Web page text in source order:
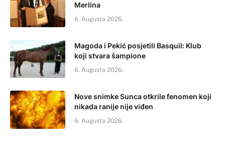
Merlina
6. Augusta 2026.
Magoda i Pekić posjetili Basquil: Klub
koji stvara šampione
6. Augusta 2026.
Nove snimke Sunca otkrile fenomen koji
nikada ranije nije viđen
6. Augusta 2026.